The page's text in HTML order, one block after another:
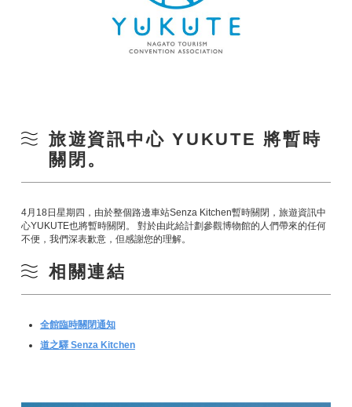
旅遊資訊中心 YUKUTE 將暫時
關閉。
4月18日星期四，由於整個路邊車站Senza Kitchen暫時關閉，旅遊資訊中
心YUKUTE也將暫時關閉。 對於由此給計劃參觀博物館的人們帶來的任何
不便，我們深表歉意，但感謝您的理解。
相關連結
全館臨時關閉通知
道之驛 Senza Kitchen